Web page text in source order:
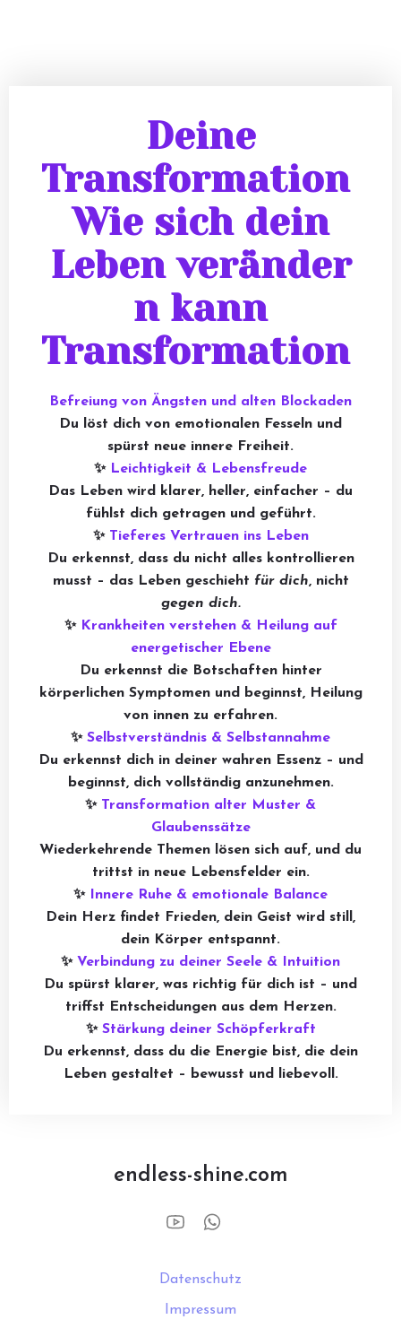
Deine
Transformation
Wie sich dein
Leben veränder
n kann
Transformation
Befreiung von Ängsten und alten Blockaden
Du löst dich von emotionalen Fesseln und
spürst neue innere Freiheit.
✨ Leichtigkeit & Lebensfreude
Das Leben wird klarer, heller, einfacher – du
fühlst dich getragen und geführt.
✨ Tieferes Vertrauen ins Leben
Du erkennst, dass du nicht alles kontrollieren
musst – das Leben geschieht für dich, nicht
gegen dich.
✨ Krankheiten verstehen & Heilung auf
energetischer Ebene
Du erkennst die Botschaften hinter
körperlichen Symptomen und beginnst, Heilung
von innen zu erfahren.
✨ Selbstverständnis & Selbstannahme
Du erkennst dich in deiner wahren Essenz – und
beginnst, dich vollständig anzunehmen.
✨ Transformation alter Muster &
Glaubenssätze
Wiederkehrende Themen lösen sich auf, und du
trittst in neue Lebensfelder ein.
✨
Innere Ruhe & emotionale Balance
Dein Herz findet Frieden, dein Geist wird still,
dein Körper entspannt.
✨ Verbindung zu deiner Seele & Intuition
Du spürst klarer, was richtig für dich ist – und
triffst Entscheidungen aus dem Herzen.
✨ Stärkung deiner Schöpferkraft
Du erkennst, dass du die Energie bist, die dein
Leben gestaltet – bewusst und liebevoll.
endless-shine.com
Datenschutz
Impressum